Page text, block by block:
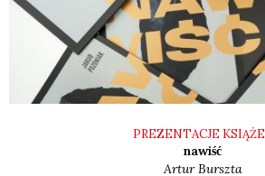
PREZENTACJE
nawiść
ArturBurszta